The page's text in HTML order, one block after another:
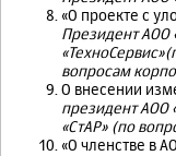
«О проекте с
Президент АОО
вопросам
О внесении
президент АОО
«СтАР» (по
«О членстве в